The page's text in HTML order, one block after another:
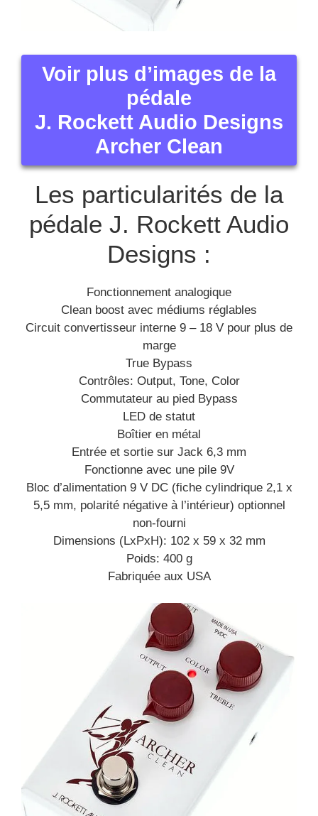
Voir plus d’images de la
pédale
J. Rockett Audio Designs
Archer Clean
Les particularités de la
pédale J. Rockett Audio
Designs :
Fonctionnement analogique
Clean boost avec médiums réglables
Circuit convertisseur interne 9 – 18 V pour plus de
marge
True Bypass
Contrôles: Output, Tone, Color
Commutateur au pied Bypass
LED de statut
Boîtier en métal
Entrée et sortie sur Jack 6,3 mm
Fonctionne avec une pile 9V
Bloc d’alimentation 9 V DC (fiche cylindrique 2,1 x
5,5 mm, polarité négative à l’intérieur) optionnel
non-fourni
Dimensions (LxPxH): 102 x 59 x 32 mm
Poids: 400 g
Fabriquée aux USA